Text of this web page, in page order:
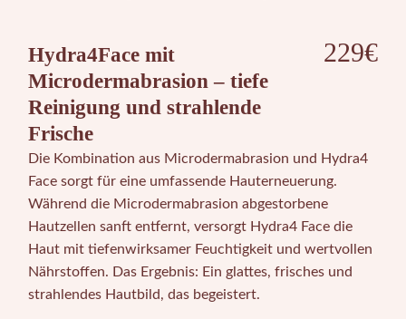
Hydra4Face mit
Microdermabrasion – tiefe
Reinigung und strahlende
Frische
229€
Die Kombination aus Microdermabrasion und Hydra4
Face sorgt für eine umfassende Hauterneuerung.
Während die Microdermabrasion abgestorbene
Hautzellen sanft entfernt, versorgt Hydra4 Face die
Haut mit tiefenwirksamer Feuchtigkeit und wertvollen
Nährstoffen. Das Ergebnis: Ein glattes, frisches und
strahlendes Hautbild, das begeistert.